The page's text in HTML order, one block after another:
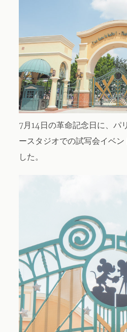
About / Contact
7月14日の革命記念日に、パ
ースタジオでの試写会イベ
した。